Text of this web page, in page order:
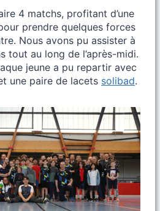
4 matchs, profitant d’une
prendre quelques forces
Nous avons pu assister à
tout au long de l’après-midi.
jeune a pu repartir avec
une paire de lacets solibad.